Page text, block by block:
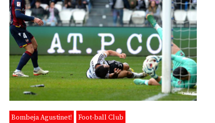
Bombeja Agustinet! Foot-ball Club